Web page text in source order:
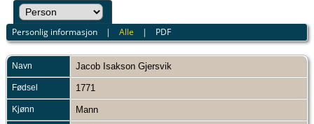
Personlig informasjon |Alle | PDF
Navn Jacob Isakson Gjersvik
Fødsel 1771
Kjønn Mann